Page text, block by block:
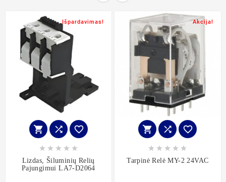
Išpardavimas!
  
    
Lizdas, Šiluminių Relių
Pajungimui LA7-D2064
Akcija!
  
    
Tarpinė Relė MY-2 24VAC